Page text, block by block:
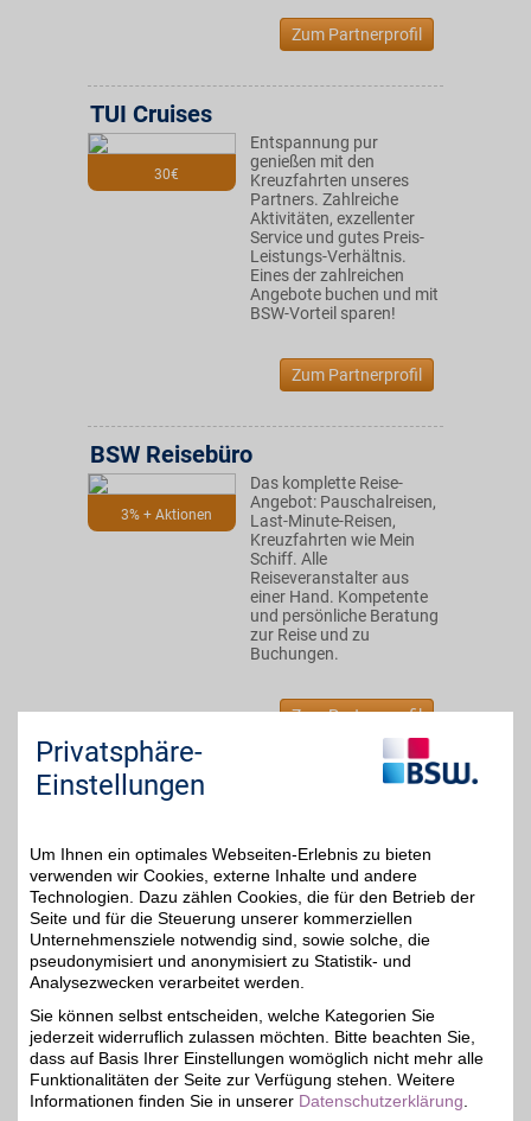
Zum Partnerprofil
30€
TUI Cruises
Entspannung pur
genießen mit den
Kreuzfahrten unseres
Partners. Zahlreiche
Aktivitäten, exzellenter
Service und gutes Preis-
Leistungs-Verhältnis.
Eines der zahlreichen
Angebote buchen und mit
BSW-Vorteil sparen!
Zum Partnerprofil
3% + Aktionen
BSW Reisebüro
Das komplette Reise-
Angebot: Pauschalreisen,
Last-Minute-Reisen,
Kreuzfahrten wie Mein
Schiff. Alle
Reiseveranstalter aus
einer Hand. Kompetente
und persönliche Beratung
zur Reise und zu
Buchungen.
Zum Partnerprofil
4%
Bavaria Fernreisen
Städtereisen,
Kreuzfahrten und
Aktivreisen in China,
Afrika, Lateinamerika,
Indien und Fernost. Inkl.
deutschsprachige
Reiseleiter mit
langjähriger Erfahrung.
Zum Partnerprofil
Privatsphäre-
Einstellungen
Um Ihnen ein optimales Webseiten-Erlebnis zu bieten
verwenden wir Cookies, externe Inhalte und andere
Technologien. Dazu zählen Cookies, die für den Betrieb der
Seite und für die Steuerung unserer kommerziellen
Unternehmensziele notwendig sind, sowie solche, die
pseudonymisiert und anonymisiert zu Statistik- und
Analysezwecken verarbeitet werden.
Sie können selbst entscheiden, welche Kategorien Sie
jederzeit widerruflich zulassen möchten. Bitte beachten Sie,
dass auf Basis Ihrer Einstellungen womöglich nicht mehr alle
Funktionalitäten der Seite zur Verfügung stehen. Weitere
Informationen finden Sie in unserer Datenschutzerklärung